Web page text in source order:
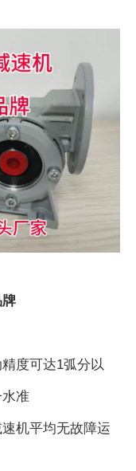
度可达1弧分以
准
机平均无故障运